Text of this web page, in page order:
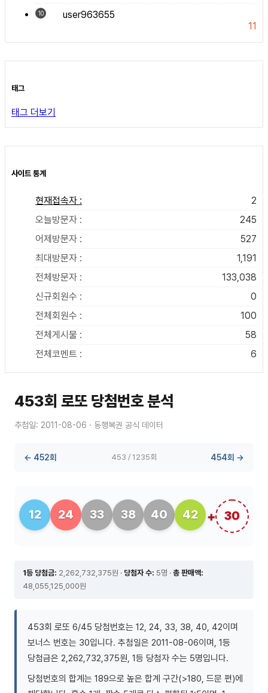
10
user963655
11
태그
태그 더보기
사이트 통계
현재접속자 :
2
오늘방문자 :
245
어제방문자 :
527
최대방문자 :
1,191
전체방문자 :
133,038
신규회원수 :
0
전체회원수 :
100
전체게시물 :
58
전체코멘트 :
6
453회 로또 당첨번호 분석
추첨일: 2011-08-06 · 동행복권 공식 데이터
← 452회 453 / 1235회 454회 →
12 24 33 38 40 42 30
1등 당첨금: 2,262,732,375원 · 당첨자 수: 5명 · 총 판매액:
48,055,125,000원
453회 로또 6/45 당첨번호는 12, 24, 33, 38, 40, 42이며
보너스 번호는 30입니다. 추첨일은 2011-08-06이며, 1등
당첨금은 2,262,732,375원, 1등 당첨자 수는 5명입니다.
당첨번호의 합계는 189으로 높은 합계 구간(>180, 드문 편)에